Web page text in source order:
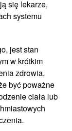
się lekarze,
systemu
jest stan
w krótkim
zdrowia,
być poważne
ciała lub